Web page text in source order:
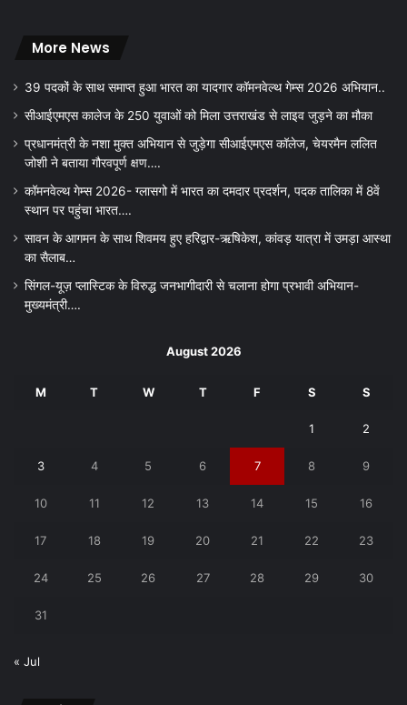
More News
39 पदकों के साथ समाप्त हुआ भारत का यादगार कॉमनवेल्थ गेम्स 2026 अभियान..
सीआईएमएस कालेज के 250 युवाओं को मिला उत्तराखंड से लाइव जुड़ने का मौका
प्रधानमंत्री के नशा मुक्त अभियान से जुड़ेगा सीआईएमएस कॉलेज, चेयरमैन ललित
जोशी ने बताया गौरवपूर्ण क्षण….
कॉमनवेल्थ गेम्स 2026- ग्लासगो में भारत का दमदार प्रदर्शन, पदक तालिका में 8वें
स्थान पर पहुंचा भारत….
सावन के आगमन के साथ शिवमय हुए हरिद्वार-ऋषिकेश, कांवड़ यात्रा में उमड़ा आस्था
का सैलाब…
सिंगल-यूज़ प्लास्टिक के विरुद्ध जनभागीदारी से चलाना होगा प्रभावी अभियान-
मुख्यमंत्री….
August 2026
M T W T F S S
1 2
3 4 5 6 7 8 9
10 11 12 13 14 15 16
17 18 19 20 21 22 23
24 25 26 27 28 29 30
31
« Jul